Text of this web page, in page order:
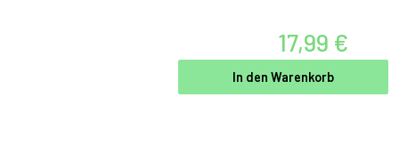
17,99 €
In den Warenkorb